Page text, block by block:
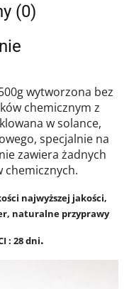
(0)
wytworzona bez
chemicznym z
w solance,
specjalnie na
zawiera żadnych
chemicznych.
najwyższej jakości,
naturalne przyprawy
: 28 dni.